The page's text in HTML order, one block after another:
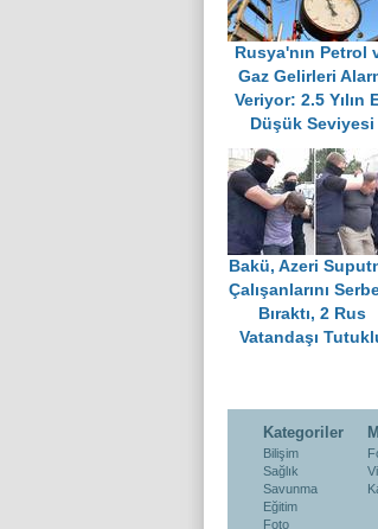
Rusya'nın Petrol
Gaz Gelirleri
Veriyor: 2.5 Yılın
Düşük Seviyesi
Bakü, Azeri
Çalışanlarını
Bıraktı, 2 Rus
Vatandaşı
Kategoriler
Bilişim
Sağlık
Savunma
Eğitim
Foto